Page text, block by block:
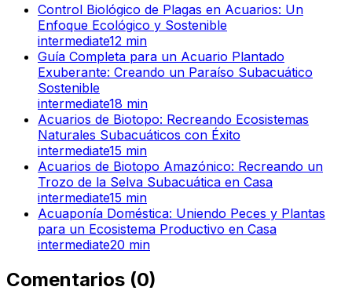
Control Biológico de Plagas en Acuarios: Un
Enfoque Ecológico y Sostenible
intermediate12 min
Guía Completa para un Acuario Plantado
Exuberante: Creando un Paraíso Subacuático
Sostenible
intermediate18 min
Acuarios de Biotopo: Recreando Ecosistemas
Naturales Subacuáticos con Éxito
intermediate15 min
Acuarios de Biotopo Amazónico: Recreando un
Trozo de la Selva Subacuática en Casa
intermediate15 min
Acuaponía Doméstica: Uniendo Peces y Plantas
para un Ecosistema Productivo en Casa
intermediate20 min
Comentarios (0)